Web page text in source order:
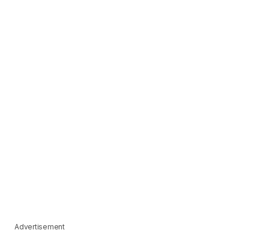
Advertisement